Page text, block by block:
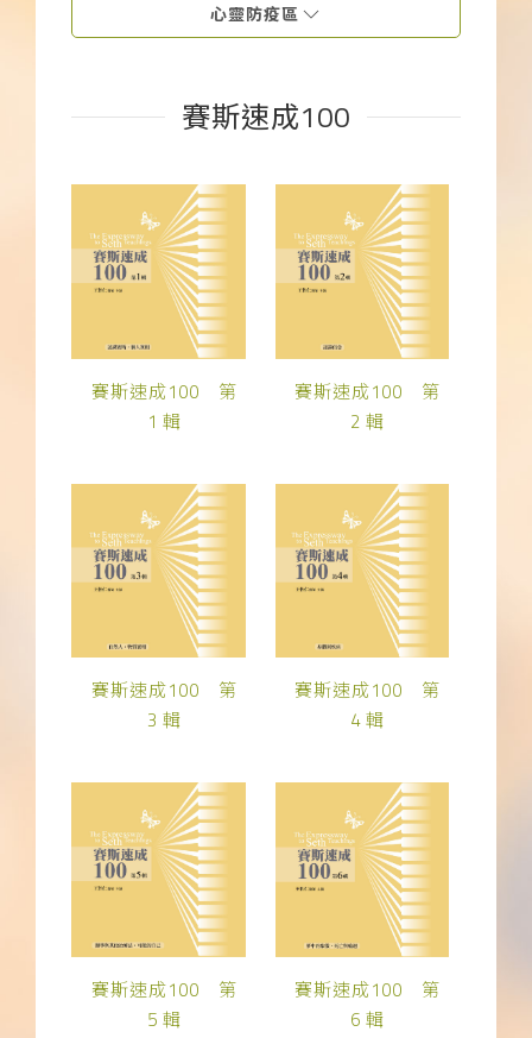
心靈防疫區
賽斯速成100
賽斯速成100 第
1 輯
賽斯速成100 第
2 輯
賽斯速成100 第
3 輯
賽斯速成100 第
4 輯
賽斯速成100 第
5 輯
賽斯速成100 第
6 輯